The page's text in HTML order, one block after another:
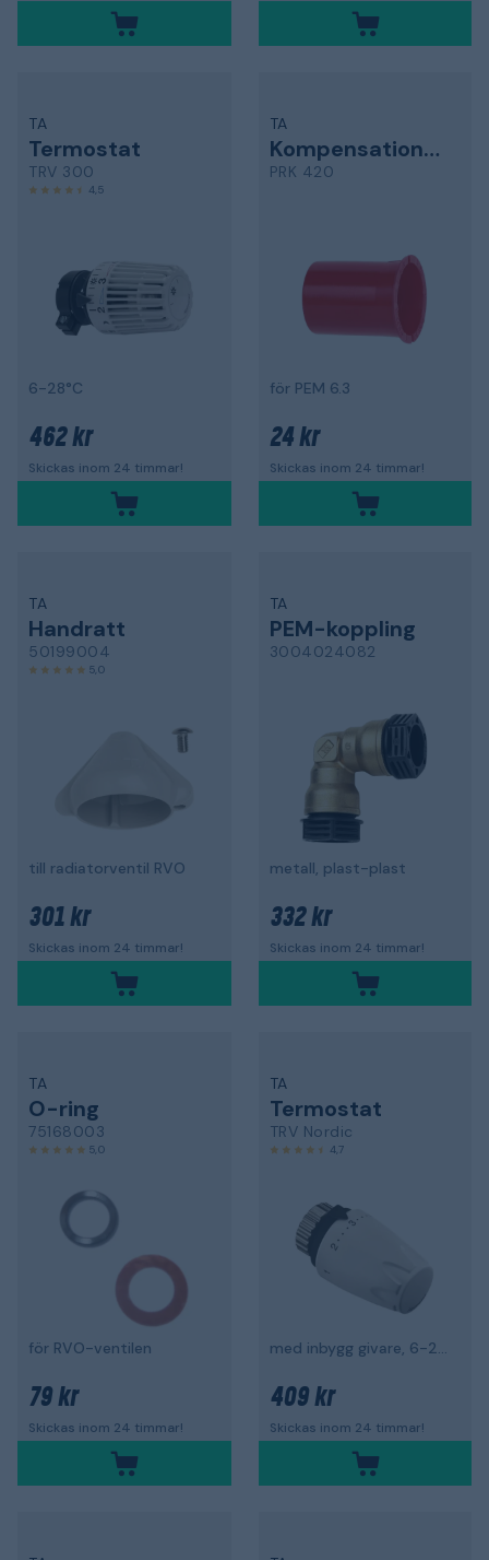
TA
Termostat
TRV 300
4,5
6-28°C
462 kr
Skickas inom 24 timmar!
TA
Kompensationshylsa
PRK 420
för PEM 6.3
24 kr
Skickas inom 24 timmar!
TA
Handratt
50199004
5,0
till radiatorventil RVO
301 kr
Skickas inom 24 timmar!
TA
PEM-koppling
3004024082
metall, plast-plast
332 kr
Skickas inom 24 timmar!
TA
O-ring
75168003
5,0
för RVO-ventilen
79 kr
Skickas inom 24 timmar!
TA
Termostat
TRV Nordic
4,7
med inbygg givare, 6-28 °C
409 kr
Skickas inom 24 timmar!